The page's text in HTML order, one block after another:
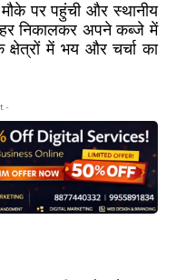
मौके पर पहुंची और स्थानीय
निकालकर अपने कब्जे में
में भय और चर्चा का
-